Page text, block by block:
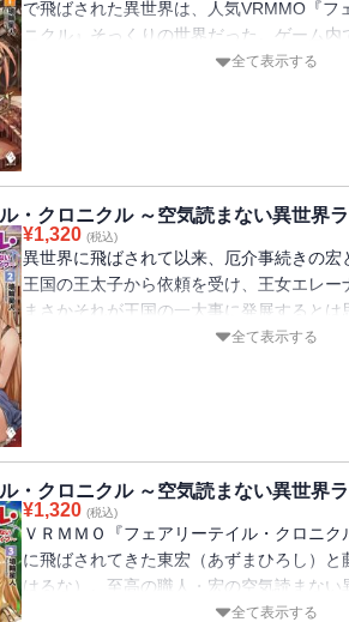
で飛ばされた異世界は、人気VRMMO『フ
ニクル』そっくりの世界だった。ゲーム内
スキルを保持していた宏は、そこで再会し
全て表示する
・クロニクル ～空気読まない異世界
¥1,320 (税込)
異世界に飛ばされて以来、厄介事続きの宏
王国の王太子から依頼を受け、王女エレー
まさかそれが王国の一大事に発展するとは
ず・・・・・・!? まったりモノづくり系
全て表示する
・クロニクル ～空気読まない異世界
¥1,320 (税込)
ＶＲＭＭＯ『フェアリーテイル・クロニ
に飛ばされてきた東宏（あずまひろし）と
はるな）。至高の職人・宏の空気読まない
全て表示する